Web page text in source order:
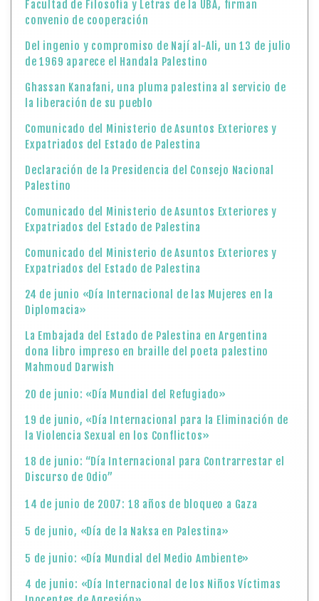
Facultad de Filosofía y Letras de la UBA, firman
convenio de cooperación
Del ingenio y compromiso de Nají al-Ali, un 13 de julio
de 1969 aparece el Handala Palestino
Ghassan Kanafani, una pluma palestina al servicio de
la liberación de su pueblo
Comunicado del Ministerio de Asuntos Exteriores y
Expatriados del Estado de Palestina
Declaración de la Presidencia del Consejo Nacional
Palestino
Comunicado del Ministerio de Asuntos Exteriores y
Expatriados del Estado de Palestina
Comunicado del Ministerio de Asuntos Exteriores y
Expatriados del Estado de Palestina
24 de junio «Día Internacional de las Mujeres en la
Diplomacia»
La Embajada del Estado de Palestina en Argentina
dona libro impreso en braille del poeta palestino
Mahmoud Darwish
20 de junio: «Día Mundial del Refugiado»
19 de junio, «Día Internacional para la Eliminación de
la Violencia Sexual en los Conflictos»
18 de junio: “Día Internacional para Contrarrestar el
Discurso de Odio”
14 de junio de 2007: 18 años de bloqueo a Gaza
5 de junio, «Día de la Naksa en Palestina»
5 de junio: «Día Mundial del Medio Ambiente»
4 de junio: «Día Internacional de los Niños Víctimas